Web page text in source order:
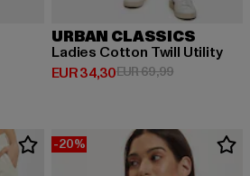
EUR 49,99
URBAN CLASSICS
Ladies Cotton Twill Utility
EUR 34,30
Derzeitiger Preis: EUR 34,30
EUR 69,99Aktionspreis:
-20%